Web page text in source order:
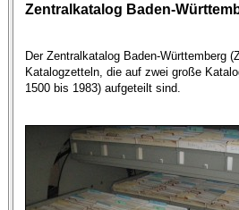
Zentralkatalog Baden-
Der Zentralkatalog Baden-Württemberg
Katalogzetteln, die auf zwei große
1500 bis 1983) aufgeteilt sind.